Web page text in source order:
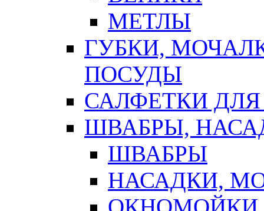
МЕТЛЫ
ГУБКИ,
ПОСУДЫ
САЛФЕТКИ
ШВАБРЫ,
ШВАБРЫ
НАСАДКИ,